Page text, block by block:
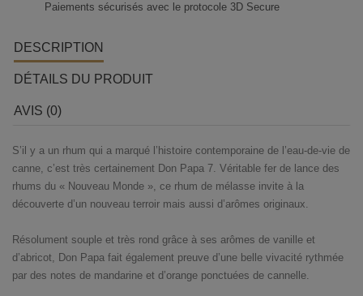
Paiements sécurisés avec le protocole 3D Secure
DESCRIPTION
DÉTAILS DU PRODUIT
AVIS (0)
S’il y a un rhum qui a marqué l’histoire contemporaine de l’eau-de-vie de
canne, c’est très certainement Don Papa 7. Véritable fer de lance des
rhums du « Nouveau Monde », ce rhum de mélasse invite à la
découverte d’un nouveau terroir mais aussi d’arômes originaux.
Résolument souple et très rond grâce à ses arômes de vanille et
d’abricot, Don Papa fait également preuve d’une belle vivacité rythmée
par des notes de mandarine et d’orange ponctuées de cannelle.